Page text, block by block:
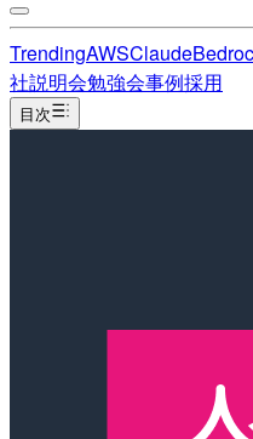
TrendingAWSClaude
社説明会勉強会事例採用
目次